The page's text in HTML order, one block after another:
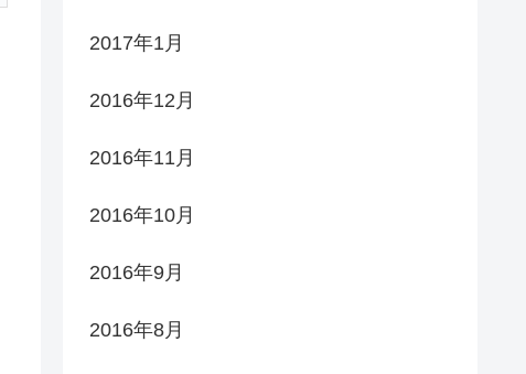
2017年1月
2016年12月
2016年11月
2016年10月
2016年9月
2016年8月